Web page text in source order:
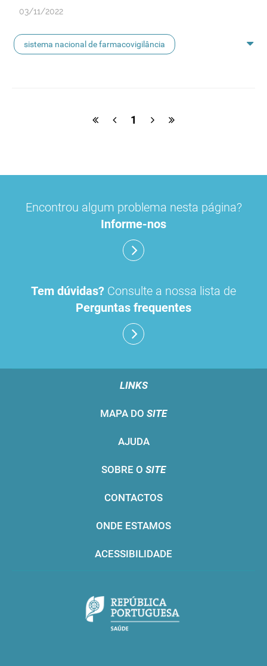
03/11/2022
sistema nacional de farmacovigilância
1
Encontrou algum problema nesta página?
Informe-nos
Tem dúvidas? Consulte a nossa lista de
Perguntas frequentes
LINKS
MAPA DO SITE
AJUDA
SOBRE O SITE
CONTACTOS
ONDE ESTAMOS
ACESSIBILIDADE